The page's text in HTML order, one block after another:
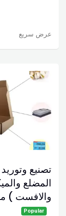
عرض سريع
تصنيع
المضلع
والافست )
Popular